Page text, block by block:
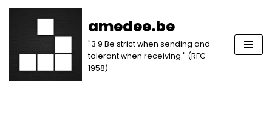
amedee.be
"3.9 Be strict when sending and
tolerant when receiving." (RFC
1958)